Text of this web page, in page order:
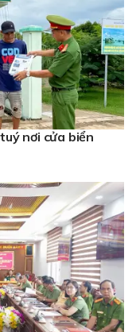
nơi cửa biển